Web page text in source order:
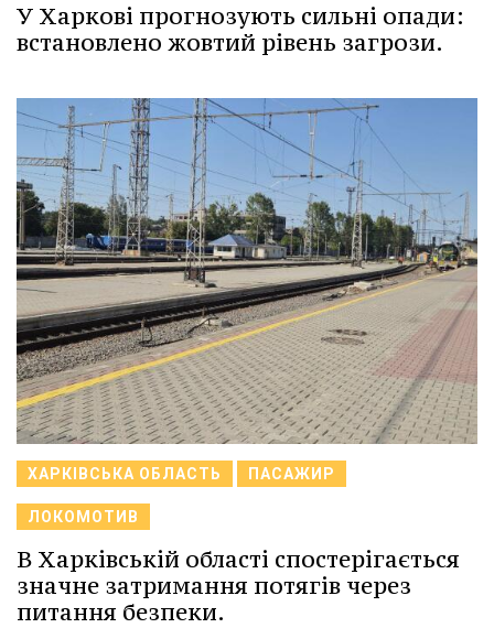
У Харкові прогнозують сильні опади:
встановлено жовтий рівень загрози.
ХАРКІВСЬКА ОБЛАСТЬ ПАСАЖИР
ЛОКОМОТИВ
В Харківській області спостерігається
значне затримання потягів через
питання безпеки.